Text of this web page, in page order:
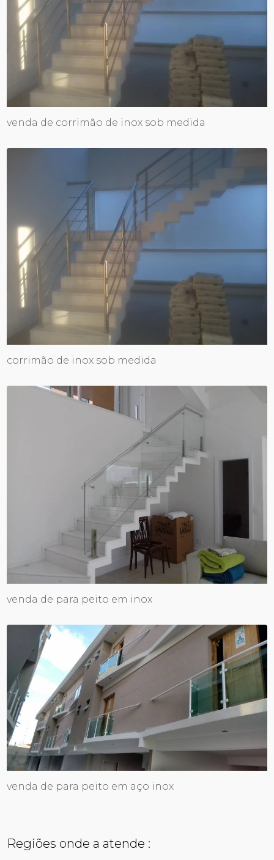
venda de corrimão de inox sob medida
corrimão de inox sob medida
venda de para peito em inox
venda de para peito em aço inox
Regiões onde a atende :